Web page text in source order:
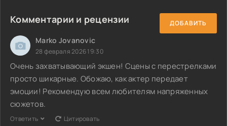
Комментарии и рецензии ДОБАВИТЬ
Marko Jovanovic
28 февраля 2026 19:30
Очень захватывающий экшен! Сцены с перестрелками
просто шикарные. Обожаю, как актер передает
эмоции! Рекомендую всем любителям напряженных
сюжетов.
Ответить Цитировать